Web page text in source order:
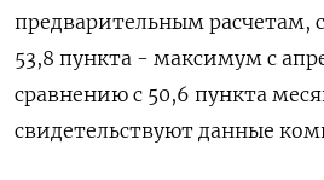
предварительным расчетам,
53,8 пункта - максимум с
сравнению с 50,6 пункта
свидетельствуют данные